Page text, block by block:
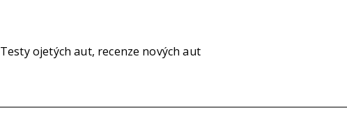
Testy ojetých aut, recenze nových aut